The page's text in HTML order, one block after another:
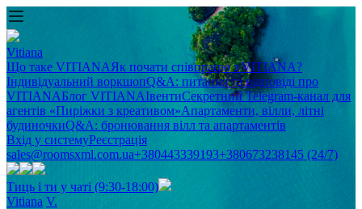
Vitiana
Що таке VITIANAЯк почати співпрацю з VITIANA?
Індивідуальний воркшопQ&A: питання та відповіді про
VITIANAБлог VITIANAІвентиСекретний Telegram-канал для
агентів «Пиріжки з креативом»Апартаменти, вілли, літні
будиночкиQ&A: бронювання вілл та апартаментів
Вхід у системуРеєстрація
sales@roomsxml.com.ua+380443339193+380673238145 (24/7)
Тиць і ти у чаті (9:30-18:00)
Vitiana V.